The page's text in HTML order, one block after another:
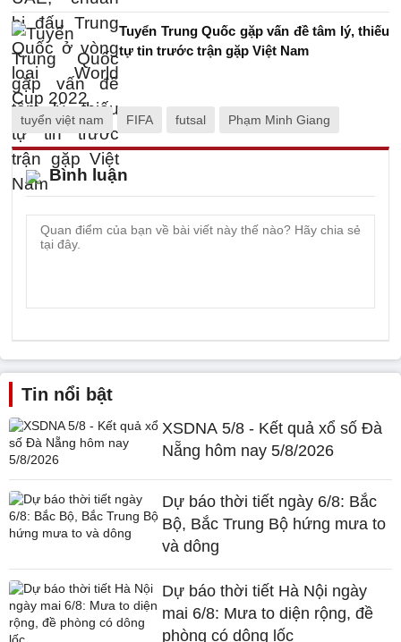
Tuyển Trung Quốc gặp vấn đề tâm lý, thiếu
tự tin trước trận gặp Việt Nam
tuyển việt nam FIFA futsal Phạm Minh Giang
Bình luận
Tin nổi bật
XSDNA 5/8 - Kết quả xổ số Đà
Nẵng hôm nay 5/8/2026
Dự báo thời tiết ngày 6/8: Bắc
Bộ, Bắc Trung Bộ hứng mưa to
và dông
Dự báo thời tiết Hà Nội ngày
mai 6/8: Mưa to diện rộng, đề
phòng có dông lốc